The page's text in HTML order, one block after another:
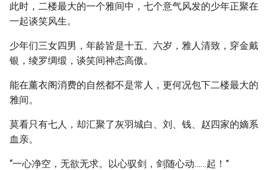
此时，二楼最大的一个雅间中，七个意气风发的少年正聚在
一起谈笑风生。
少年们三女四男，年龄皆是十五、六岁，雅人清致，穿金戴
银，绫罗绸缎，谈笑间神态高傲。
能在薰衣阁消费的自然都不是常人，更何况包下二楼最大的
雅间。
莫看只有七人，却汇聚了灰羽城白、刘、钱、赵四家的嫡系
血亲。
“一心净空，无欲无求。以心驭剑，剑随心动……起！”